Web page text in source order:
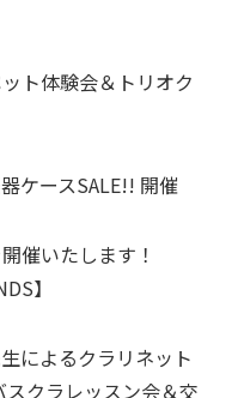
ト体験会＆トリオク
ケースSALE!! 開催
催いたします！
】
によるクラリネット
クラレッスン会＆交